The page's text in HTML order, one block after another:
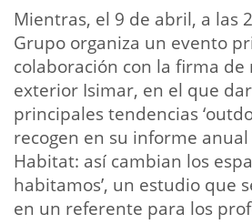
Mientras, el 9 de abril, a las
Grupo organiza un evento
colaboración con la firma
exterior Isimar, en el que
principales tendencias
recogen en su informe anual
Habitat: así cambian los
habitamos’, un estudio que
en un referente para los